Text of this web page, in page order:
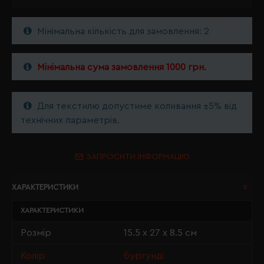
Мінімальна кількість для замовлення: 2
Мінімальна сума замовлення 1000 грн.
Для текстилю допустиме коливання ±5% від
технічних параметрів.
ЗАПРОСИТИ ІНФОРМАЦІЮ
ХАРАКТЕРИСТИКИ
ХАРАКТЕРИСТИКИ
Розмір 15.5 х 27 х 8.5 см
Колір бургунді